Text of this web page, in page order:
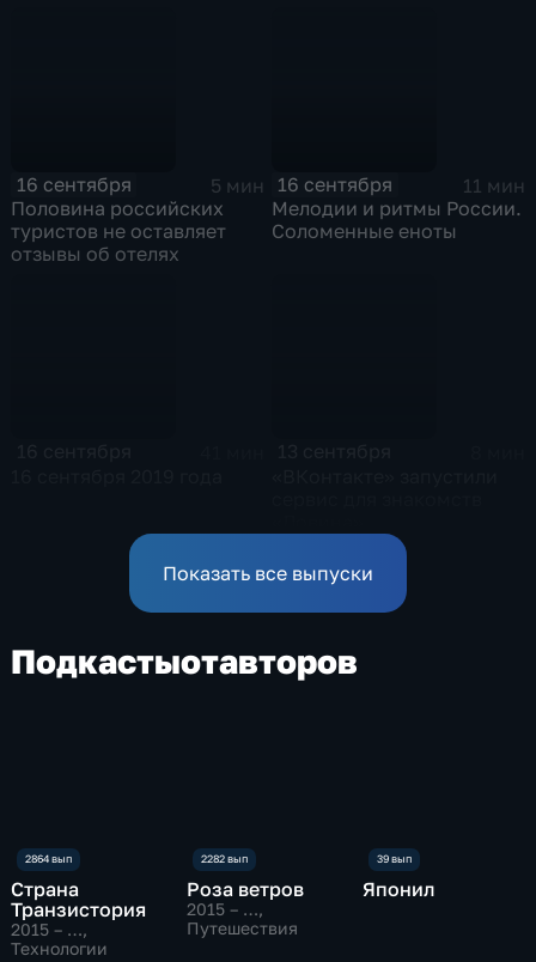
16 сентября
5 мин
Половина российских
туристов не оставляет
отзывы об отелях
16 сентября
11 мин
Мелодии и ритмы России.
Соломенные еноты
Показать все выпуски
Подкастыотавторов
Страна
Транзистория
2015 – …,
Технологии
Роза ветров
2015 – …,
Путешествия
Японил